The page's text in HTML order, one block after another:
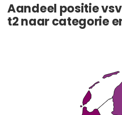
Aandeel positie
t2 naar categorie